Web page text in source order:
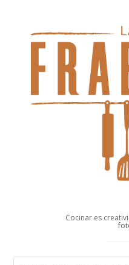
Cocinar es